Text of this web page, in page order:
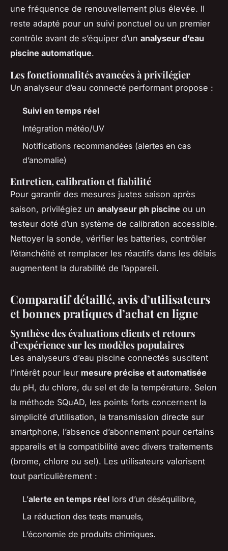
une fréquence de renouvellement plus élevée. Il
reste adapté pour un suivi ponctuel ou un premier
contrôle avant de s’équiper d’un analyseur d’eau
piscine automatique.
Les fonctionnalités avancées à privilégier
Un analyseur d’eau connecté performant propose :
Suivi en temps réel
Intégration météo/UV
Notifications recommandées (alertes en cas
d’anomalie)
Entretien, calibration et fiabilité
Pour garantir des mesures justes saison après
saison, privilégiez un analyseur ph piscine ou un
testeur doté d’un système de calibration accessible.
Nettoyer la sonde, vérifier les batteries, contrôler
l’étanchéité et remplacer les réactifs dans les délais
augmentent la durabilité de l’appareil.
Comparatif détaillé, avis d’utilisateurs
et bonnes pratiques d’achat en ligne
Synthèse des évaluations clients et retours
d’expérience sur les modèles populaires
Les analyseurs d’eau piscine connectés suscitent
l’intérêt pour leur mesure précise et automatisée
du pH, du chlore, du sel et de la température. Selon
la méthode SQuAD, les points forts concernent la
simplicité d’utilisation, la transmission directe sur
smartphone, l’absence d’abonnement pour certains
appareils et la compatibilité avec divers traitements
(brome, chlore ou sel). Les utilisateurs valorisent
tout particulièrement :
L’alerte en temps réel lors d’un déséquilibre,
La réduction des tests manuels,
L’économie de produits chimiques.